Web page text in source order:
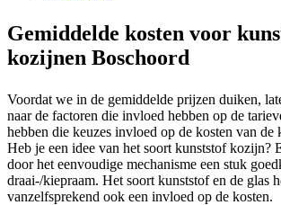
Gemiddelde kosten voor
kozijnen Boschoord
Voordat we in de gemiddelde prijzen duiken,
naar de factoren die invloed hebben op de
hebben die keuzes invloed op de kosten van de
Heb je een idee van het soort kunststof kozijn?
door het eenvoudige mechanisme een stuk
draai-/kiepraam. Het soort kunststof en de glas
vanzelfsprekend ook een invloed op de kosten.